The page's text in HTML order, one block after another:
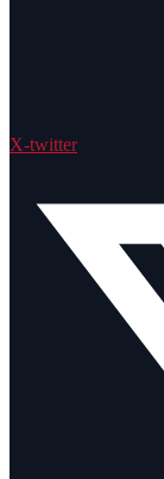
X-twitter